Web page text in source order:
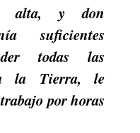
alta, y don
suficientes
todas las
la Tierra, le
por horas